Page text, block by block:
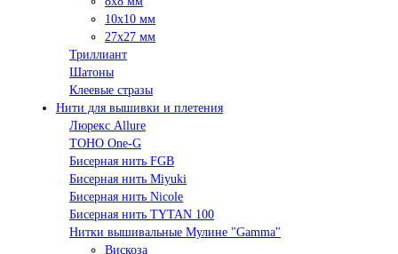
10х10 мм
27х27 мм
Триллиант
Шатоны
Клеевые стразы
Нити для вышивки и плетения
Люрекс Аllure
TOHO One-G
Бисерная нить FGB
Бисерная нить Miyuki
Бисерная нить Nicole
Бисерная нить TYTAN 100
Нитки вышивальные Мулине "Gamma"
Вискоза